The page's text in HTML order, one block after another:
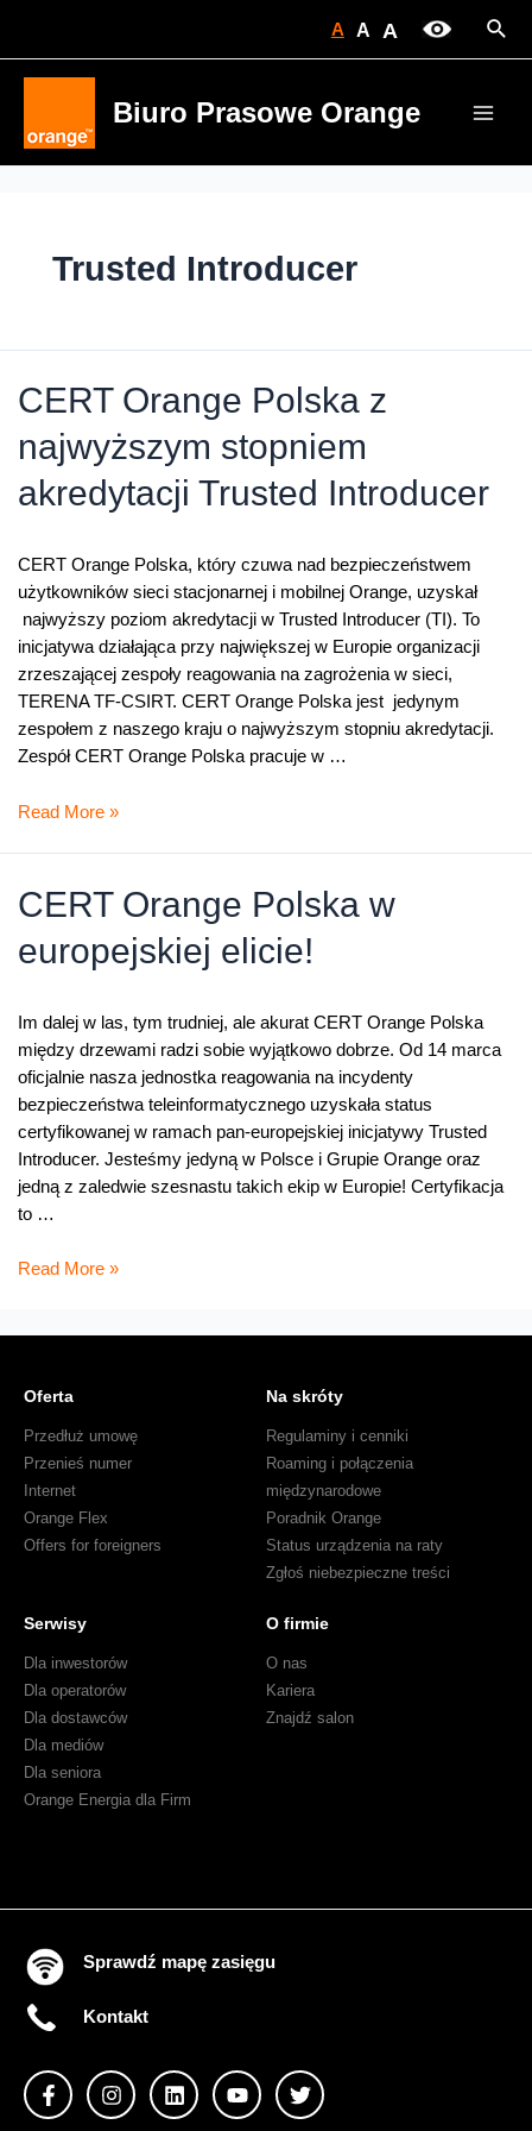
A A A
Biuro Prasowe Orange
Trusted Introducer
CERT Orange Polska z
najwyższym stopniem
akredytacji Trusted Introducer
CERT Orange Polska, który czuwa nad bezpieczeństwem
użytkowników sieci stacjonarnej i mobilnej Orange, uzyskał
najwyższy poziom akredytacji w Trusted Introducer (TI). To
inicjatywa działająca przy największej w Europie organizacji
zrzeszającej zespoły reagowania na zagrożenia w sieci,
TERENA TF-CSIRT. CERT Orange Polska jest jedynym
zespołem z naszego kraju o najwyższym stopniu akredytacji.
Zespół CERT Orange Polska pracuje w …
CERT
z
najwyższym
stopniem
akredytacji
Introducer
Read More »
CERT Orange Polska w
europejskiej elicie!
Im dalej w las, tym trudniej, ale akurat CERT Orange Polska
między drzewami radzi sobie wyjątkowo dobrze. Od 14 marca
oficjalnie nasza jednostka reagowania na incydenty
bezpieczeństwa teleinformatycznego uzyskała status
certyfikowanej w ramach pan-europejskiej inicjatywy Trusted
Introducer. Jesteśmy jedyną w Polsce i Grupie Orange oraz
jedną z zaledwie szesnastu takich ekip w Europie! Certyfikacja
to …
CERT
elicie!
Read More »
Oferta
Przedłuż umowę
Przenieś numer
Internet
Orange Flex
Offers for foreigners
Na skróty
Regulaminy i cenniki
Roaming i połączenia
międzynarodowe
Poradnik Orange
Status urządzenia na raty
Zgłoś niebezpieczne treści
Serwisy
Dla inwestorów
Dla operatorów
Dla dostawców
Dla mediów
Dla seniora
Orange Energia dla Firm
O firmie
O nas
Kariera
Znajdź salon
Sprawdź mapę zasięgu
Kontakt